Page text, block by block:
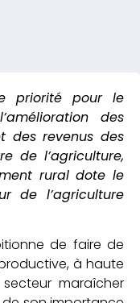
priorité pour le
des
des revenus des
de l’agriculture,
rural dote le
de l’agriculture
de faire de
à haute
maraîcher